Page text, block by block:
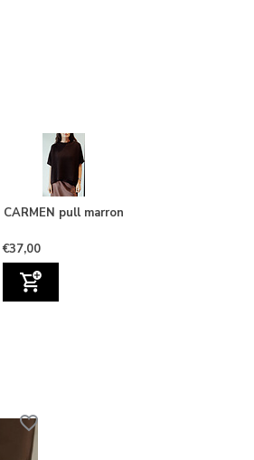
CARMEN pull marron
€37,00